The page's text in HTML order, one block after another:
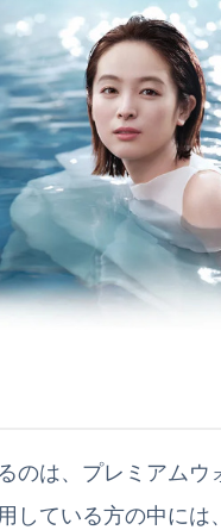
のは、プレミアム
している方の中に